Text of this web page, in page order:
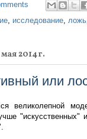
исследование ложь
2014 г.
или
великолепной
"искусственных"